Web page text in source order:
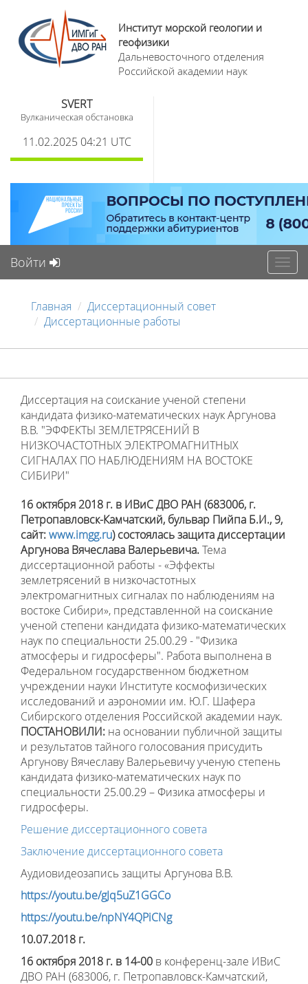
Институт морской геологии и
геофизики
Дальневосточного отделения
Российской академии наук
SVERT
Вулканическая обстановка
11.02.2025 04:21 UTC
Войти
Главная
Диссертационный совет
Диссертационные работы
Диссертация на соискание ученой степени
кандидата физико-математических наук Аргунова
В.В. "ЭФФЕКТЫ ЗЕМЛЕТРЯСЕНИЙ В
НИЗКОЧАСТОТНЫХ ЭЛЕКТРОМАГНИТНЫХ
СИГНАЛАХ ПО НАБЛЮДЕНИЯМ НА ВОСТОКЕ
СИБИРИ"
16 октября 2018 г. в ИВиС ДВО РАН (683006, г.
Петропавловск-Камчатский, бульвар Пийпа Б.И., 9,
сайт:www.imgg.ru) состоялась защита диссертации
Аргунова Вячеслава Валерьевича.Тема
диссертационной работы - «Эффекты
землетрясений в низкочастотных
электромагнитных сигналах по наблюдениям на
востоке Сибири», представленной на соискание
ученой степени кандидата физико-математических
наук по специальности 25.00.29 - "Физика
атмосферы и гидросферы". Работа выполнена в
Федеральном государственном бюджетном
учреждении науки Институте космофизических
исследований и аэрономии им. Ю.Г. Шафера
Сибирского отделения Российской академии наук.
ПОСТАНОВИЛИ: на основании публичной защиты
и результатов тайного голосования присудить
Аргунову Вячеславу Валерьевичу ученую степень
кандидата физико-математических наук по
специальности 25.00.29 – Физика атмосферы и
гидросферы.
Решение диссертационного совета
Заключение диссертационного совета
Аудиовидеозапись защиты Аргунова В.В.
https://youtu.be/gJq5uZ1GGCo
https://youtu.be/npNY4QPiCNg
10.07.2018 г.
16 октября 2018 г. в 14-00 в конференц-зале ИВиС
ДВО РАН (683006, г. Петропавловск-Камчатский,